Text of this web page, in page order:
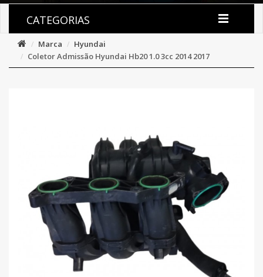
CATEGORIAS
Marca
Hyundai
Coletor Admissão Hyundai Hb20 1.0 3cc 2014 2017